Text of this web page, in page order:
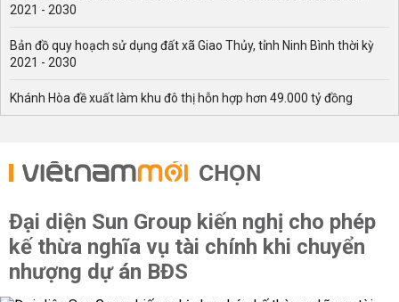
2021 - 2030
Bản đồ quy hoạch sử dụng đất xã Giao Thủy, tỉnh Ninh Bình thời kỳ
2021 - 2030
Khánh Hòa đề xuất làm khu đô thị hỗn hợp hơn 49.000 tỷ đồng
CHỌN
Đại diện Sun Group kiến nghị cho phép
kế thừa nghĩa vụ tài chính khi chuyển
nhượng dự án BĐS